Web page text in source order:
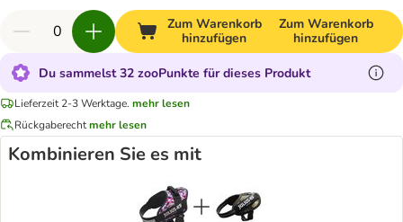
Zum Warenkorb
hinzufügen
Zum Warenkorb
hinzufügen
Du sammelst 32 zooPunkte für dieses Produkt
Lieferzeit 2-3 Werktage. mehr lesen
Rückgaberechtmehr lesen
Kombinieren Sie es mit